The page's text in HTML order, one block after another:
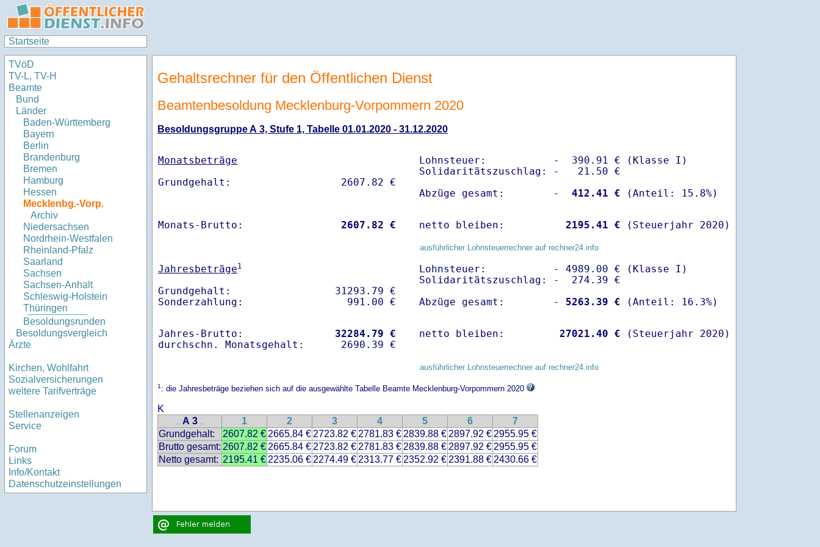
Startseite
TVöD
TV-L, TV-H
Beamte
Bund
Länder
Baden-Württemberg
Bayern
Berlin
Brandenburg
Bremen
Hamburg
Hessen
Mecklenbg.-Vorp.
Archiv
Niedersachsen
Nordrhein-Westfalen
Rheinland-Pfalz
Saarland
Sachsen
Sachsen-Anhalt
Schleswig-Holstein
Thüringen
Besoldungsrunden
Besoldungsvergleich
Ärzte
Kirchen, Wohlfahrt
Sozialversicherungen
weitere Tarifverträge
Stellenanzeigen
Service
Forum
Links
Info/Kontakt
Datenschutzeinstellungen
Gehaltsrechner für den Öffentlichen Dienst
Beamtenbesoldung Mecklenburg-Vorpommern 2020
Besoldungsgruppe A 3, Stufe 1, Tabelle 01.01.2020 - 31.12.2020
Monatsbeträge
Lohnsteuer:           -  390.91 € (Klasse I)
Solidaritätszuschlag: -   21.50 €
Abzüge gesamt:        -
  412.41 €
Monats-Brutto: 2607.82 € netto bleiben: 2195.41 € (Steuerjahr 2020)
ausführlicher Lohnsteuerrechner auf rechner24.info
Jahresbeträge1
Grundgehalt:                 31293.79 €
Lohnsteuer:           - 4989.00 € (Klasse I)
Solidaritätszuschlag: -  274.39 €
Abzüge gesamt:        -
5263.39 €
Jahres-Brutto: 32284.79 €
netto bleiben: 27021.40 € (Steuerjahr 2020)
ausführlicher Lohnsteuerrechner auf rechner24.info
1: die Jahresbeträge beziehen sich auf die ausgewählte Tabelle Beamte Mecklenburg-Vorpommern 2020
K
.. A 3 .. 1 2 3 4 5 6
7
Grundgehalt:
2607.82 € 2665.84 € 2723.82 € 2781.83 € 2839.88 € 2897.92 € 2955.95 €
Brutto gesamt: 2607.82 € 2665.84 € 2723.82 € 2781.83 € 2839.88 € 2897.92 € 2955.95 €
Netto gesamt: 2195.41 € 2235.06 € 2274.49 € 2313.77 € 2352.92 € 2391.88 € 2430.66 €